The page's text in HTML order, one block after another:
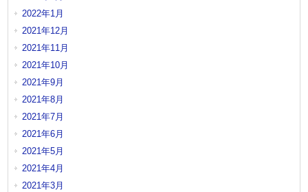
2022年1月
2021年12月
2021年11月
2021年10月
2021年9月
2021年8月
2021年7月
2021年6月
2021年5月
2021年4月
2021年3月